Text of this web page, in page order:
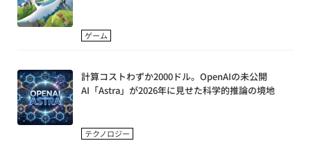
ゲーム
計算コストわずか2000ドル。OpenAIの未公開
AI「Astra」が2026年に見せた科学的推論の境地
テクノロジー